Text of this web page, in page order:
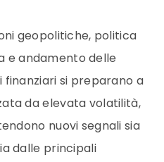
geopolitiche, politica
e andamento delle
si preparano a
da elevata volatilità,
nuovi segnali sia
dalle principali